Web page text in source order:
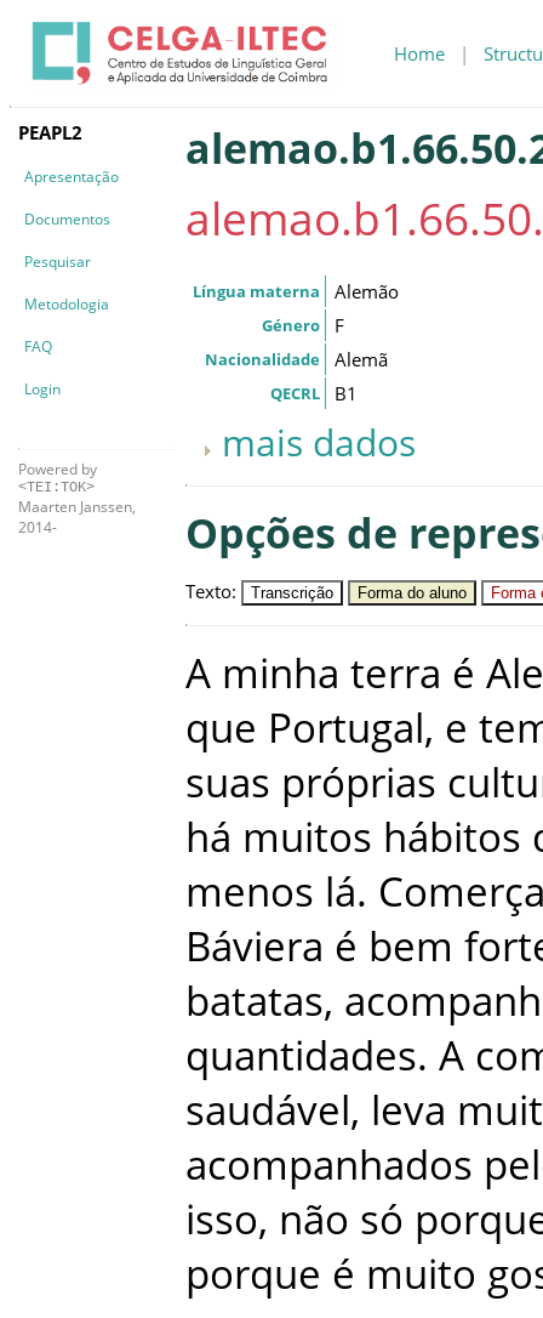
Home |
PEAPL2
Apresentação
Documentos
Pesquisar
Metodologia
FAQ
Login
Powered by
<TEI:TOK>
Maarten Janssen,
2014-
Língua materna Alemão
Género F
Nacionalidade Alemã
QECRL B1
mais dados
Opções de
Texto: Transcrição Forma do aluno Forma
A minha terra é
que Portugal, e
suas próprias
há muitos hábitos
menos lá.
Báviera é bem
batatas,
quantidades. A
saudável, leva
acompanhados
isso, não só
porque é muito